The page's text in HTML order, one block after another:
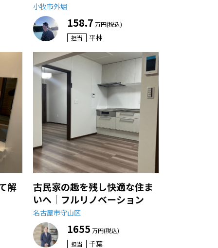
小牧市外堀
158.7 万円(税込)
担当
平林
解
古民家の趣を残し快適な住ま
いへ｜フルリノベーション
名古屋市守山区
1655 万円(税込)
担当
千葉